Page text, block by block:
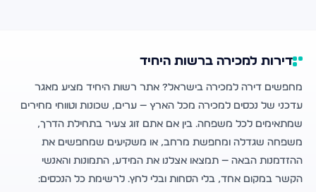
דירות למכירה ברשות היחיד
מחפשים דירה למכירה בישראל? אתר רשות היחיד מציע מאגר
עדכני של נכסים למכירה מכל הארץ — ערים, שכונות וטווחי מחירים
שמתאימים לכל משפחה. בין אם אתם זוג צעיר בתחילת הדרך,
משפחה שגדלה ומחפשת מרחב, או משקיעים שמחפשים את
ההזדמנות הבאה — תמצאו אצלנו את המידע, התמונות והאנשי
הקשר במקום אחד, בלי הסחות ובלי לחץ. לרשימת כל הנכסים: